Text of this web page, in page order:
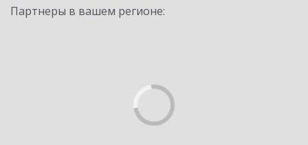
Партнеры в вашем регионе: